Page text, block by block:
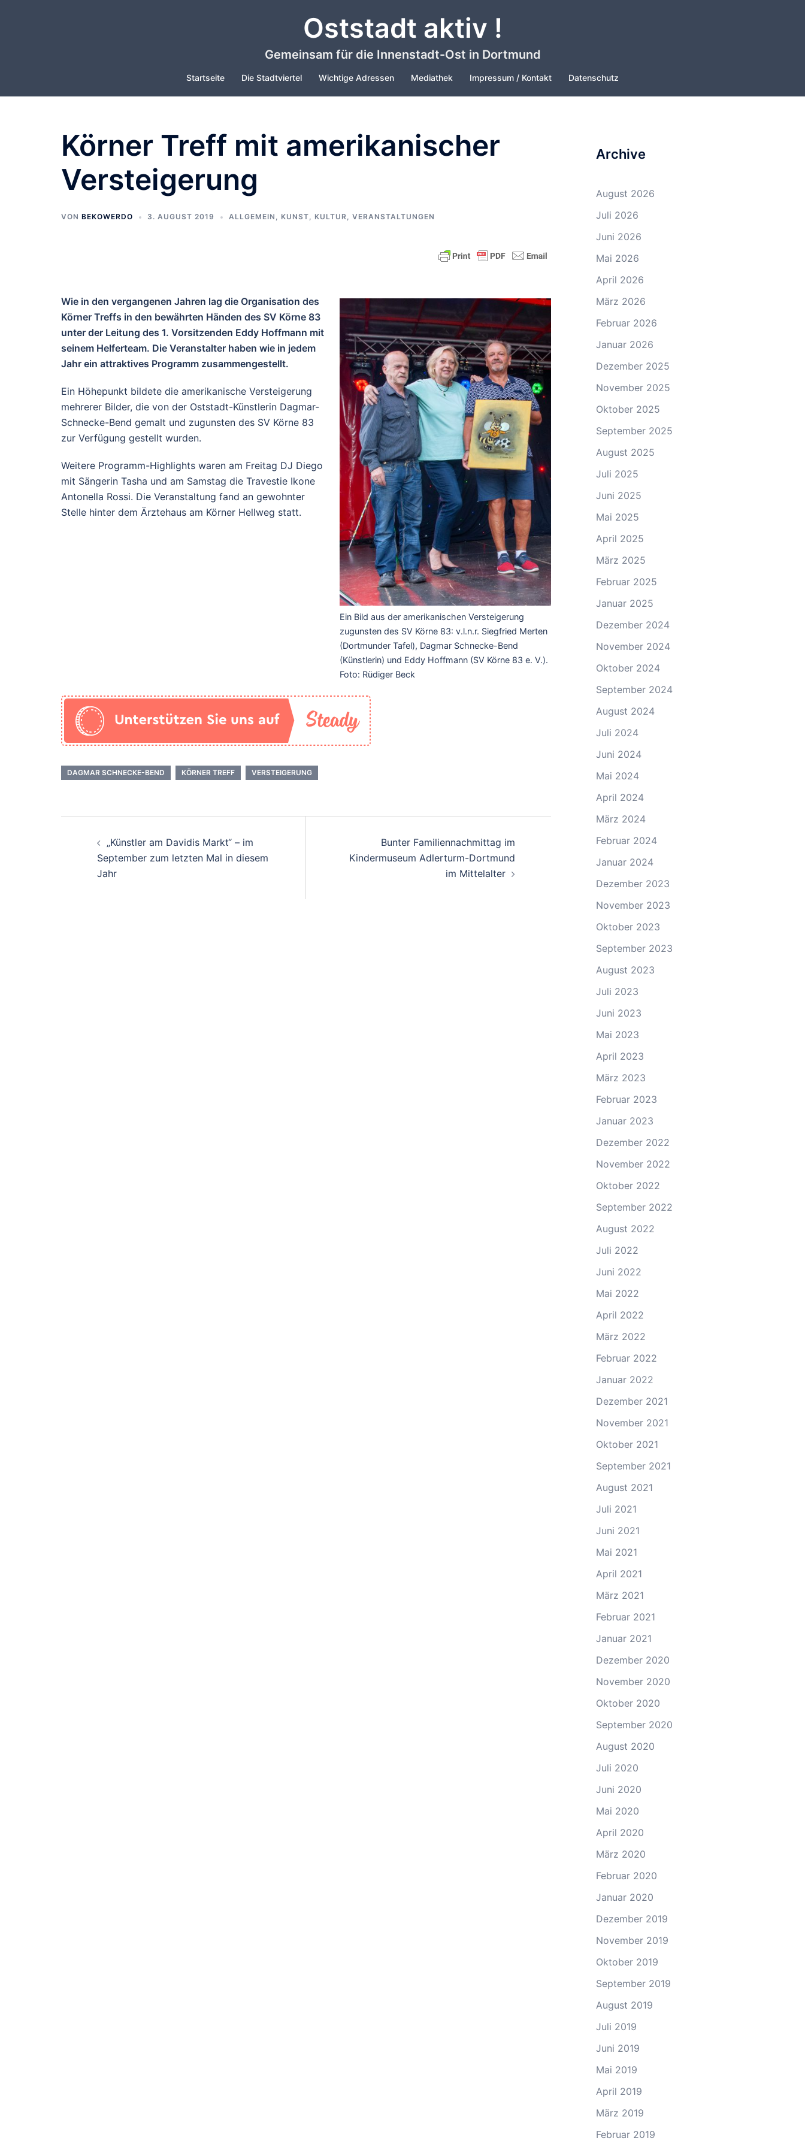
Oststadt aktiv !
Gemeinsam für die Innenstadt-Ost in Dortmund
Startseite Die Stadtviertel Wichtige Adressen Mediathek Impressum / Kontakt Datenschutz
Körner Treff mit amerikanischer
Versteigerung
VON BEKOWERDO 3. AUGUST 2019 ALLGEMEIN , KUNST, KULTUR, VERANSTALTUNGEN
Ein Bild aus der amerikanischen Versteigerung
zugunsten des SV Körne 83: v.l.n.r. Siegfried Merten
(Dortmunder Tafel), Dagmar Schnecke-Bend
(Künstlerin) und Eddy Hoffmann (SV Körne 83 e. V.).
Foto: Rüdiger Beck
Wie in den vergangenen Jahren lag die Organisation des
Körner Treffs in den bewährten Händen des SV Körne 83
unter der Leitung des 1. Vorsitzenden Eddy Hoffmann mit
seinem Helferteam. Die Veranstalter haben wie in jedem
Jahr ein attraktives Programm zusammengestellt.
Ein Höhepunkt bildete die amerikanische Versteigerung
mehrerer Bilder, die von der Oststadt-Künstlerin Dagmar-
Schnecke-Bend gemalt und zugunsten des SV Körne 83
zur Verfügung gestellt wurden.
Weitere Programm-Highlights waren am Freitag DJ Diego
mit Sängerin Tasha und am Samstag die Travestie Ikone
Antonella Rossi. Die Veranstaltung fand an gewohnter
Stelle hinter dem Ärztehaus am Körner Hellweg statt.
DAGMAR SCHNECKE-BEND KÖRNER TREFF VERSTEIGERUNG
Beitrags-
Navigation
„Künstler am Davidis Markt“ – im
September zum letzten Mal in diesem
Jahr
Bunter Familiennachmittag im
Kindermuseum Adlerturm-Dortmund
im Mittelalter
Archive
August 2026
Juli 2026
Juni 2026
Mai 2026
April 2026
März 2026
Februar 2026
Januar 2026
Dezember 2025
November 2025
Oktober 2025
September 2025
August 2025
Juli 2025
Juni 2025
Mai 2025
April 2025
März 2025
Februar 2025
Januar 2025
Dezember 2024
November 2024
Oktober 2024
September 2024
August 2024
Juli 2024
Juni 2024
Mai 2024
April 2024
März 2024
Februar 2024
Januar 2024
Dezember 2023
November 2023
Oktober 2023
September 2023
August 2023
Juli 2023
Juni 2023
Mai 2023
April 2023
März 2023
Februar 2023
Januar 2023
Dezember 2022
November 2022
Oktober 2022
September 2022
August 2022
Juli 2022
Juni 2022
Mai 2022
April 2022
März 2022
Februar 2022
Januar 2022
Dezember 2021
November 2021
Oktober 2021
September 2021
August 2021
Juli 2021
Juni 2021
Mai 2021
April 2021
März 2021
Februar 2021
Januar 2021
Dezember 2020
November 2020
Oktober 2020
September 2020
August 2020
Juli 2020
Juni 2020
Mai 2020
April 2020
März 2020
Februar 2020
Januar 2020
Dezember 2019
November 2019
Oktober 2019
September 2019
August 2019
Juli 2019
Juni 2019
Mai 2019
April 2019
März 2019
Februar 2019